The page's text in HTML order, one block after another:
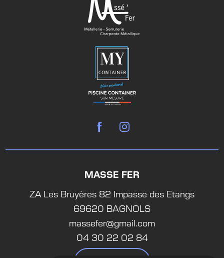
MASSE FER
ZA Les Bruyères 82 Impasse des Etangs
69620 BAGNOLS
massefer@gmail.com
04 30 22 02 84